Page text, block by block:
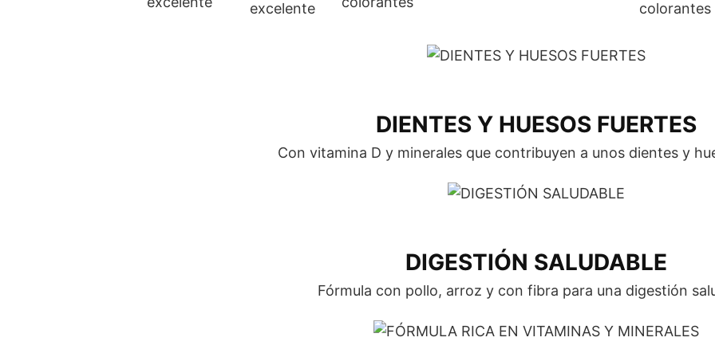
excelente colorantes
DIENTES Y HUESOS FUERTES
Con vitamina D y minerales que contribuyen a unos dientes y
DIGESTIÓN SALUDABLE
Fórmula con pollo, arroz y con fibra para una digestión